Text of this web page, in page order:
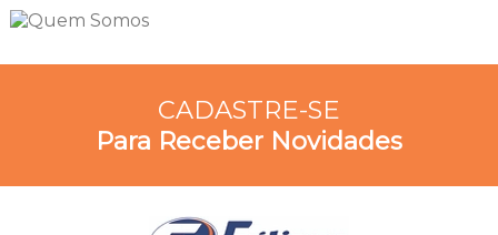
CADASTRE-SE
Para Receber Novidades